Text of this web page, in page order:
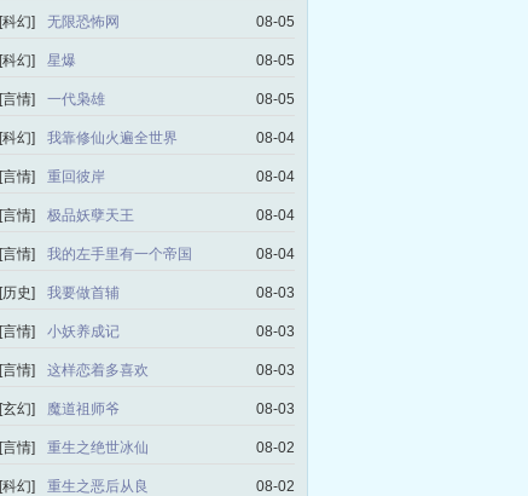
[科幻] 无限恐怖网 08-05
[科幻] 星爆 08-05
[言情] 一代枭雄 08-05
[科幻] 我靠修仙火遍全世界 08-04
[言情] 重回彼岸 08-04
[言情] 极品妖孽天王 08-04
[言情] 我的左手里有一个帝国 08-04
[历史] 我要做首辅 08-03
[言情] 小妖养成记 08-03
[言情] 这样恋着多喜欢 08-03
[玄幻] 魔道祖师爷 08-03
[言情] 重生之绝世冰仙 08-02
[科幻] 重生之恶后从良 08-02